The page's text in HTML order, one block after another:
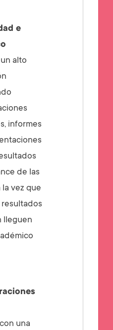
e
alto
informes
de las
la vez que
lleguen
una